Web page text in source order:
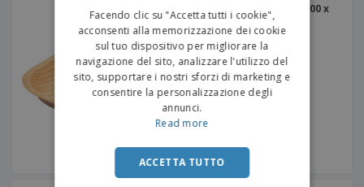
Areca Piatti Quadrati | 100 x
100 x 25 millimetri
Facendo clic su "Accetta tutti i cookie",
acconsenti alla memorizzazione dei cookie
sul tuo dispositivo per migliorare la
navigazione del sito, analizzare l'utilizzo del
sito, supportare i nostri sforzi di marketing e
consentire la personalizzazione degli
annunci.
Read more
ACCETTA TUTTO